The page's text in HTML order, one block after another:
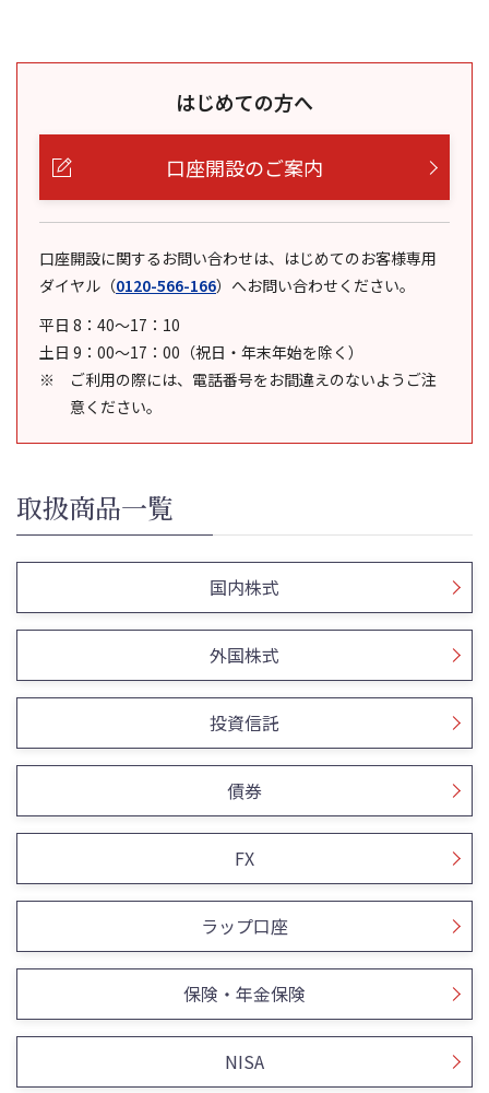
はじめての方へ
口座開設のご案内
口座開設に関するお問い合わせは、はじめてのお客様専用
ダイヤル （0120-566-166） へお問い合わせください。
平日 8：40～17：10
土日 9：00～17：00（祝日・年末年始を除く）
ご利用の際には、電話番号をお間違えのないようご注
意ください。
取扱商品一覧
国内株式
外国株式
投資信託
債券
FX
ラップ口座
保険・年金保険
NISA